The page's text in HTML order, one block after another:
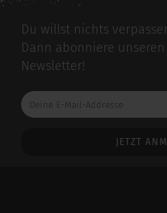
Du willst nichts
Dann abonniere
Newsletter!
Deine
E-